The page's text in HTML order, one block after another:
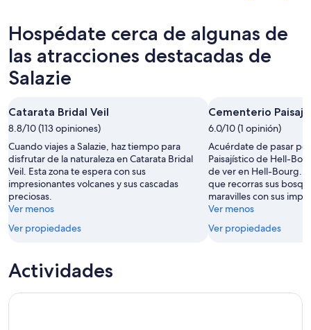
7la
noche,
7
ago
ago
este
de
semana,
ago
-
9
ago
Salazie
para
el
próximo
de
semana,
14
ago
-
16
ago
Hospédate cerca de algunas de
las atracciones destacadas de
Salazie
Catarata Bridal Veil
8.8/10 (113 opiniones)
Cuando viajes a Salazie, haz tiempo para
disfrutar de la naturaleza en Catarata Bridal
Veil. Esta zona te espera con sus
impresionantes volcanes y sus cascadas
preciosas.
Ver menos
Ver propiedades
Cementerio
6.0/10 (1 opinión)
Acuérdate de pasar
Paisajístico de Hell-
de ver en Hell-Bourg.
que recorras sus
maravilles con sus
Ver menos
Ver propiedades
Actividades
Tour privado y guiado de un día por la isla de la Reunión